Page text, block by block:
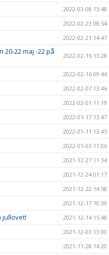
2022-03-08 13:48
2022-02-23 08:54
2022-02-21 14:47
22 maj -22 på
2022-02-16 13:28
2022-02-16 09:44
2022-02-07 13:46
2022-02-01 11:19
2022-01-17 13:47
2022-01-11 13:45
2022-01-03 11:06
2021-12-27 11:34
2021-12-24 01:17
2021-12-22 14:58
2021-12-17 10:39
jullovet! 2021-12-14 15:48
2021-12-03 13:00
2021-11-28 14:20